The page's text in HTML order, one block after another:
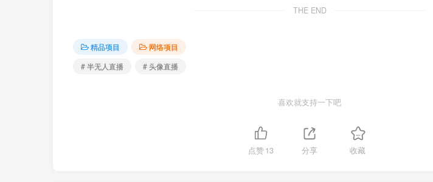
THE END
精品项目
网络项目
# 半无人直播
# 头像直播
喜欢就支持一下吧
点赞13 分享 收藏